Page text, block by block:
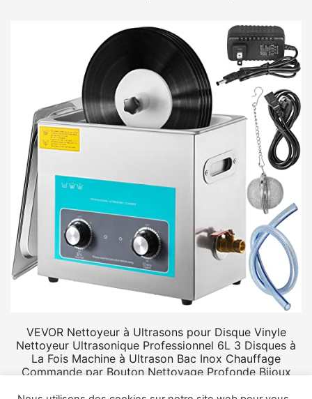
VEVOR Nettoyeur à Ultrasons pour Disque Vinyle
Nettoyeur Ultrasonique Professionnel 6L 3 Disques à
La Fois Machine à Ultrason Bac Inox Chauffage
Commande par Bouton Nettoyage Profonde Bijoux